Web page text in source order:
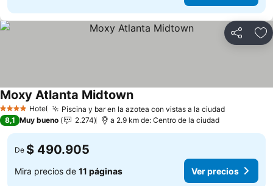
Compartir
4 EstrellasHotel Piscina y bar en la azotea con vistas a la ciudad
Moxy Atlanta Midtown
8,1 Muy bueno 2.274 a 2.9 km de: Centro de la ciudad
De $ 490.905
Mira precios de 11 páginas Ver precios